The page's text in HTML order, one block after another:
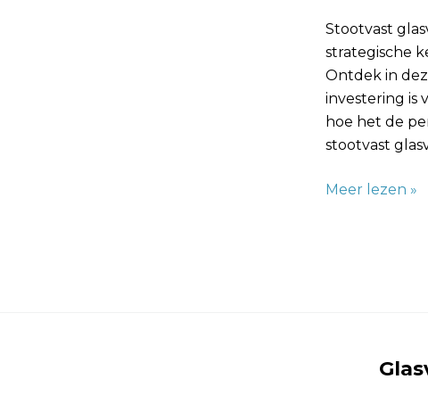
Stootvast
strategische
Ontdek in
investering is
hoe het de
stootvast
Meer lezen »